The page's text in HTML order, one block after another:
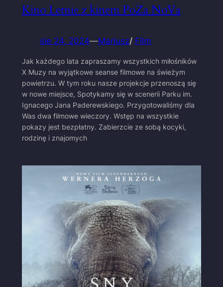
Kino Letnie z kinem PoZa NoVa
sie 24, 2024—Mariusz/ Film
Jak każdego lata zapraszamy wszystkich miłośników
X Muzy na wyjątkowe seanse filmowe na świeżym
powietrzu. W tym roku nasze projekcje przenoszą się
w nowe miejsce, Spotykamy się w scenerii Parku im.
Ignacego Jana Paderewskiego. Przygotowaliśmy dla
Was dwa filmowe wieczory. Wstęp na wszystkie
pokazy jest bezpłatny. Zabierzcie ze sobą kocyki,
rodzinę i znajomych